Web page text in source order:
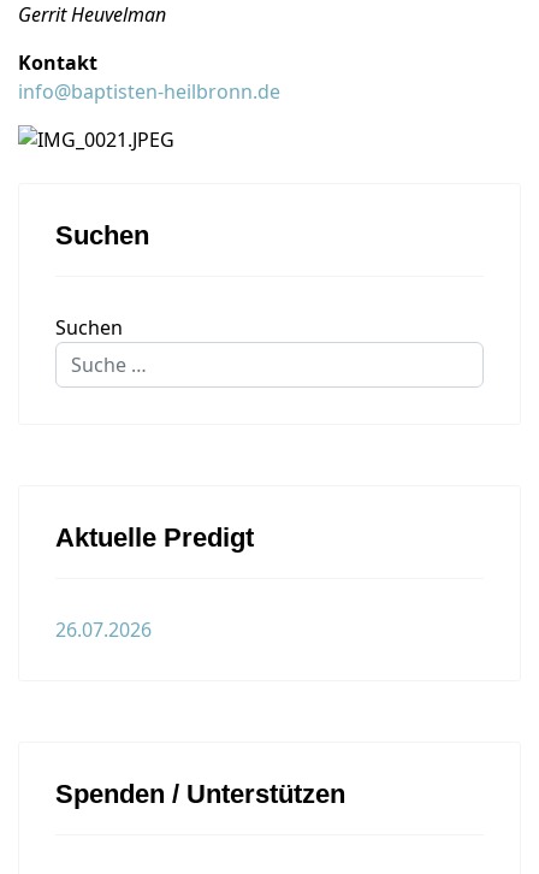
Gerrit Heuvelman
Kontakt
info@baptisten-heilbronn.de
Suchen
Suchen
Aktuelle Predigt
26.07.2026
Spenden / Unterstützen